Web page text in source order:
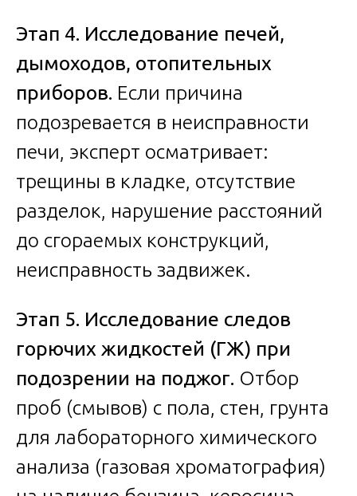
Этап 4. Исследование печей,
дымоходов, отопительных
приборов. Если причина
подозревается в неисправности
печи, эксперт осматривает:
трещины в кладке, отсутствие
разделок, нарушение расстояний
до сгораемых конструкций,
неисправность задвижек.
Этап 5. Исследование следов
горючих жидкостей (ГЖ) при
подозрении на поджог. Отбор
проб (смывов) с пола, стен, грунта
для лабораторного химического
анализа (газовая хроматография)